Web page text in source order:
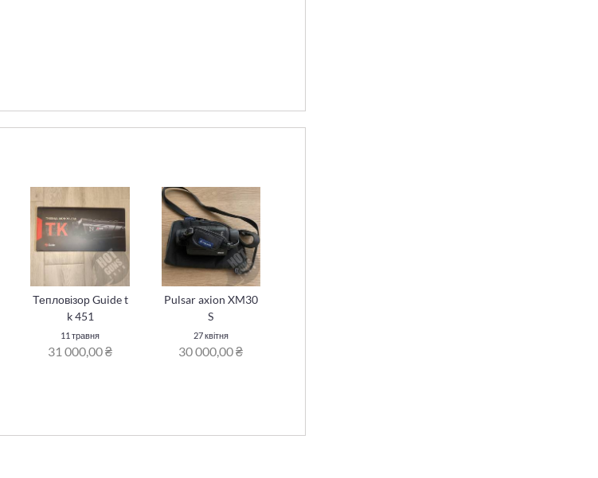
Тепловізор Guide t
k 451
11 травня
31 000,00 ₴
Pulsar axion XM30
S
27 квітня
30 000,00 ₴